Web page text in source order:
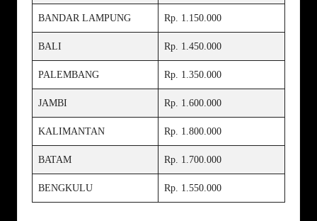
BANDAR LAMPUNG Rp. 1.150.000
BALI Rp. 1.450.000
PALEMBANG Rp. 1.350.000
JAMBI Rp. 1.600.000
KALIMANTAN Rp. 1.800.000
BATAM Rp. 1.700.000
BENGKULU Rp. 1.550.000